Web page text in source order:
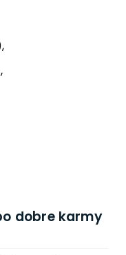
dobre karmy